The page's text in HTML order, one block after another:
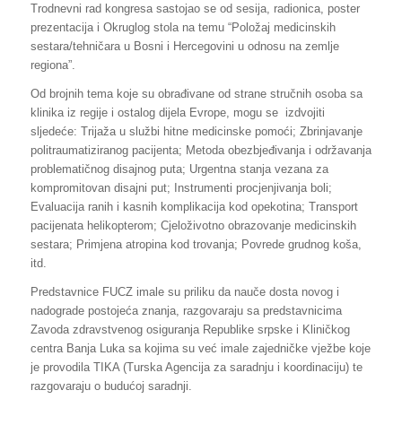
Trodnevni rad kongresa sastojao se od sesija, radionica, poster
prezentacija i Okruglog stola na temu “Položaj medicinskih
sestara/tehničara u Bosni i Hercegovini u odnosu na zemlje
regiona”.
Od brojnih tema koje su obrađivane od strane stručnih osoba sa
klinika iz regije i ostalog dijela Evrope, mogu se izdvojiti
sljedeće: Trijaža u službi hitne medicinske pomoći; Zbrinjavanje
politraumatiziranog pacijenta; Metoda obezbjeđivanja i održavanja
problematičnog disajnog puta; Urgentna stanja vezana za
kompromitovan disajni put; Instrumenti procjenjivanja boli;
Evaluacija ranih i kasnih komplikacija kod opekotina; Transport
pacijenata helikopterom; Cjeloživotno obrazovanje medicinskih
sestara; Primjena atropina kod trovanja; Povrede grudnog koša,
itd.
Predstavnice FUCZ imale su priliku da nauče dosta novog i
nadograde postojeća znanja, razgovaraju sa predstavnicima
Zavoda zdravstvenog osiguranja Republike srpske i Kliničkog
centra Banja Luka sa kojima su već imale zajedničke vježbe koje
je provodila TIKA (Turska Agencija za saradnju i koordinaciju) te
razgovaraju o budućoj saradnji.